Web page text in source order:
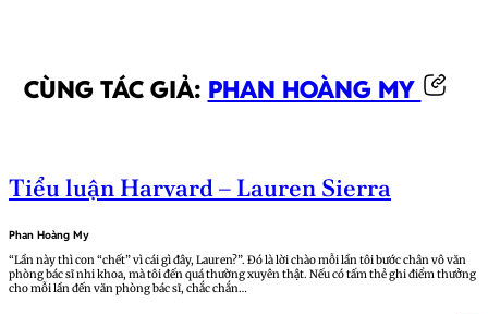
CÙNG TÁC GIẢ: PHAN HOÀNG MY
Tiểu luận Harvard – Lauren Sierra
Phan Hoàng My
“Lần này thì con “chết” vì cái gì đây, Lauren?”. Đó là lời chào mỗi lần tôi bước chân vô văn
phòng bác sĩ nhi khoa, mà tôi đến quá thường xuyên thật. Nếu có tấm thẻ ghi điểm thưởng
cho mỗi lần đến văn phòng bác sĩ, chắc chắn…